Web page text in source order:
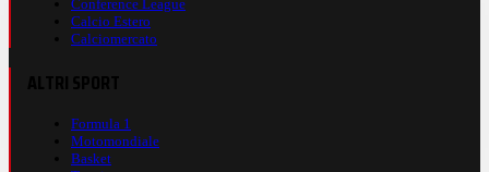
Conference League
Calcio Estero
Calciomercato
Formula 1
Motomondiale
Basket